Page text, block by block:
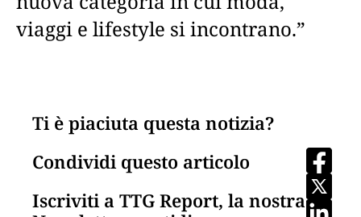
viaggi e lifestyle si incontrano.”
Ti è piaciuta questa notizia?
Condividi questo articolo
Iscriviti a TTG Report, la nostra